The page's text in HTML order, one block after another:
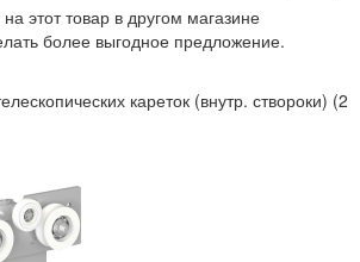
этот товар в другом магазине
более выгодное предложение.
кареток (внутр. створоки) (2